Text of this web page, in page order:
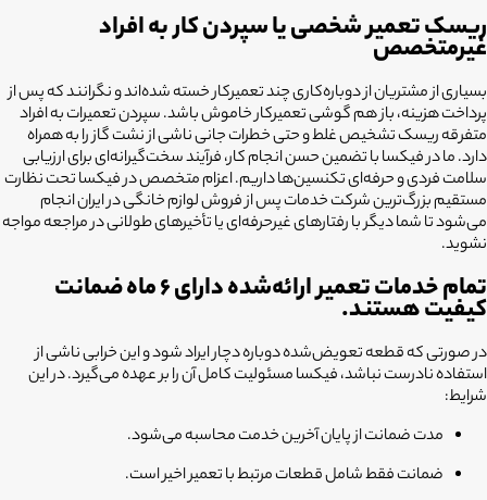
ریسک تعمیر شخصی یا سپردن کار به افراد
غیرمتخصص
بسیاری از مشتریان از دوباره‌کاری چند تعمیرکار خسته شده‌اند و نگرانند که پس از
پرداخت هزینه، باز هم گوشی تعمیرکار خاموش باشد. سپردن تعمیرات به افراد
متفرقه ریسک تشخیص غلط و حتی خطرات جانی ناشی از نشت گاز را به همراه
دارد. ما در فیکسا با تضمین حسن انجام کار، فرآیند سخت‌گیرانه‌ای برای ارزیابی
سلامت فردی و حرفه‌ای تکنسین‌ها داریم. اعزام متخصص در فیکسا تحت نظارت
مستقیم بزرگ‌ترین شرکت خدمات پس از فروش لوازم خانگی در ایران انجام
می‌شود تا شما دیگر با رفتارهای غیرحرفه‌ای یا تأخیرهای طولانی در مراجعه مواجه
نشوید.
تمام خدمات تعمیر ارائه‌شده دارای ۶ ماه ضمانت
کیفیت هستند.
در صورتی که قطعه تعویض‌شده دوباره دچار ایراد شود و این خرابی ناشی از
استفاده نادرست نباشد، فیکسا مسئولیت کامل آن را بر عهده می‌گیرد. در این
شرایط:
مدت ضمانت از پایان آخرین خدمت محاسبه می‌شود.
ضمانت فقط شامل قطعات مرتبط با تعمیر اخیر است.